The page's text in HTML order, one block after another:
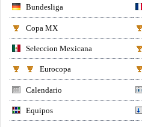
Bundesliga
Copa MX
Seleccion Mexicana
Eurocopa
Calendario
Equipos